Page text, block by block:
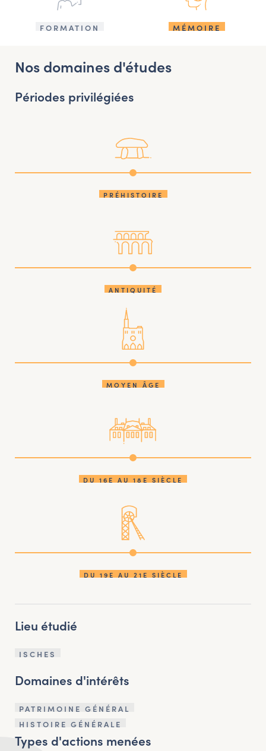
FORMATION MÉMOIRE
Nos domaines d'études
Périodes privilégiées
PRÉHISTOIRE
ANTIQUITÉ
MOYEN ÂGE
DU 16E AU 18E SIÈCLE
DU 19E AU 21E SIÈCLE
Lieu étudié
ISCHES
Domaines d'intérêts
PATRIMOINE GÉNÉRAL
HISTOIRE GÉNÉRALE
Types d'actions menées